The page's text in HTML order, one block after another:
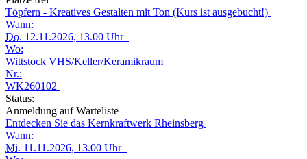
Töpfern - Kreatives Gestalten mit Ton (Kurs ist ausgebucht!)
Wann:
Do. 12.11.2026, 13.00 Uhr
Wo:
Wittstock VHS/Keller/Keramikraum
Nr.:
WK260102
Status:
Anmeldung auf Warteliste
Entdecken Sie das Kernkraftwerk Rheinsberg
Wann:
Mi. 11.11.2026, 13.00 Uhr